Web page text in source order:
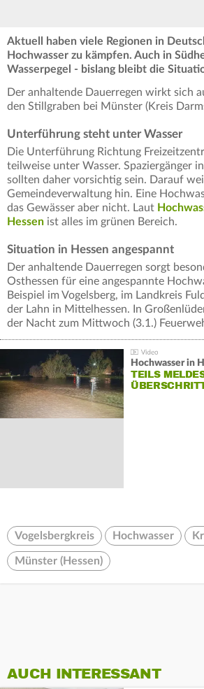
Aktuell haben viele Regionen in
Hochwasser zu kämpfen. Auch in
Wasserpegel - bislang bleibt die
Der anhaltende Dauerregen wirkt sich
den Stillgraben bei Münster (Kreis
Unterführung steht unter Wasser
Die Unterführung Richtung
teilweise unter Wasser. Spaziergänger
sollten daher vorsichtig sein. Darauf
Gemeindeverwaltung hin. Eine
das Gewässer aber nicht. Laut
Hessen ist alles im grünen Bereich.
Situation in Hessen angespannt
Der anhaltende Dauerregen sorgt
Osthessen für eine angespannte
Beispiel im Vogelsberg, im Landkreis
der Lahn in Mittelhessen. In
der Nacht zum Mittwoch (3.1.)
Hochwasser in
TEILS
Vogelsbergkreis Hochwasser
Münster (Hessen)
AUCH INTERESSANT